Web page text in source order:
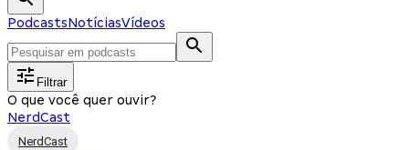
PodcastsNotíciasVídeos
Filtrar
O que você quer ouvir?
NerdCast
NerdCast